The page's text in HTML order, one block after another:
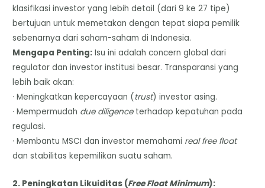
klasifikasi investor yang lebih detail (dari 9 ke 27 tipe)
bertujuan untuk memetakan dengan tepat siapa pemilik
sebenarnya dari saham-saham di Indonesia.
Mengapa Penting: Isu ini adalah concern global dari
regulator dan investor institusi besar. Transparansi yang
lebih baik akan:
· Meningkatkan kepercayaan (trust) investor asing.
· Mempermudah due diligenceterhadap kepatuhan pada
regulasi.
· Membantu MSCI dan investor memahami real free float
dan stabilitas kepemilikan suatu saham.
2. Peningkatan Likuiditas (Free Float Minimum):